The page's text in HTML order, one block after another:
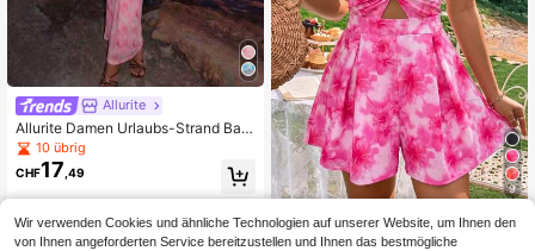
Allurite
Allurite Damen Urlaubs-Strand Bati
k-Muster Trägertop und Rock 2-teili
ges Set
10 übrig
CHF17 ,49
9
Allurite
Allurite Damen Camisole-Romper m
Wir verwenden Cookies und ähnliche Technologien auf unserer Website, um Ihnen den
von Ihnen angeforderten Service bereitzustellen und Ihnen das bestmögliche